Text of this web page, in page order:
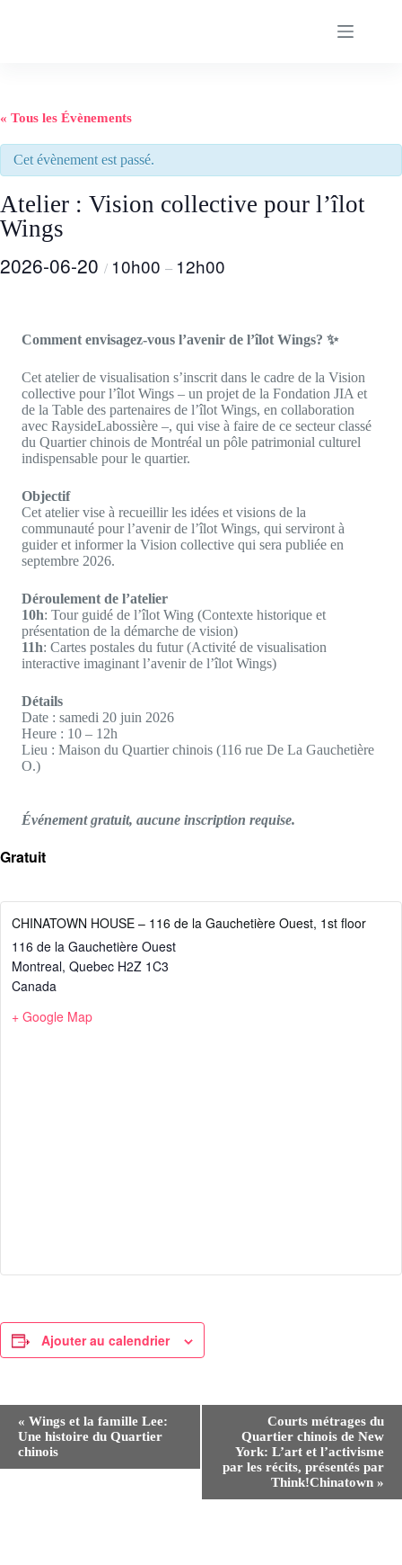
« Tous les Évènements
Cet évènement est passé.
Atelier : Vision collective pour l’îlot
Wings
2026-06-20 / 10h00 – 12h00
Comment envisagez-vous l’avenir de l’îlot Wings? ✨
Cet atelier de visualisation s’inscrit dans le cadre de la Vision
collective pour l’îlot Wings – un projet de la Fondation JIA et
de la Table des partenaires de l’îlot Wings, en collaboration
avec RaysideLabossière –, qui vise à faire de ce secteur classé
du Quartier chinois de Montréal un pôle patrimonial culturel
indispensable pour le quartier.
Objectif
Cet atelier vise à recueillir les idées et visions de la
communauté pour l’avenir de l’îlot Wings, qui serviront à
guider et informer la Vision collective qui sera publiée en
septembre 2026.
Déroulement de l’atelier
10h: Tour guidé de l’îlot Wing (Contexte historique et
présentation de la démarche de vision)
11h: Cartes postales du futur (Activité de visualisation
interactive imaginant l’avenir de l’îlot Wings)
Détails
Date : samedi 20 juin 2026
Heure : 10 – 12h
Lieu : Maison du Quartier chinois (116 rue De La Gauchetière
O.)
Événement gratuit, aucune inscription requise.
Gratuit
CHINATOWN HOUSE – 116 de la Gauchetière Ouest, 1st floor
116 de la Gauchetière Ouest
Montreal, Quebec H2Z 1C3
Canada
+ Google Map
Ajouter au calendrier
« Wings et la famille Lee:
Une histoire du Quartier
chinois
Courts métrages du
Quartier chinois de New
York: L’art et l’activisme
par les récits, présentés par
Think!Chinatown »